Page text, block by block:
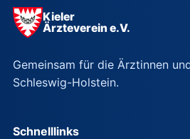
Kieler
Ärzteverein e.V.
Gemeinsam für die Ärztinnen
Schleswig-Holstein.
Schnelllinks